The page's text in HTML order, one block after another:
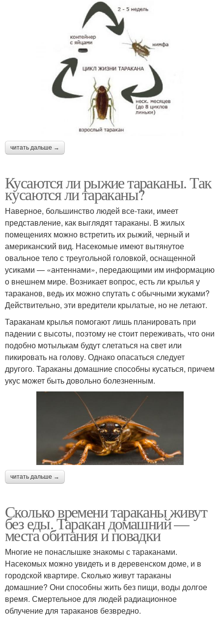
читать дальше →
Кусаются ли рыжие тараканы. Так
кусаются ли тараканы?
Наверное, большинство людей все-таки, имеет
представление, как выглядят тараканы. В жилых
помещениях можно встретить их рыжий, черный и
американский вид. Насекомые имеют вытянутое
овальное тело с треугольной головкой, оснащенной
усиками — «антеннами», передающими им информацию
о внешнем мире. Возникает вопрос, есть ли крылья у
тараканов, ведь их можно спутать с обычными жуками?
Действительно, эти вредители крылатые, но не летают.
Тараканам крылья помогают лишь планировать при
падении с высоты, поэтому не стоит переживать, что они
подобно мотылькам будут слетаться на свет или
пикировать на голову. Однако опасаться следует
другого. Тараканы домашние способны кусаться, причем
укус может быть довольно болезненным.
читать дальше →
Сколько времени тараканы живут
без еды. Таракан домашний —
места обитания и повадки
Многие не понаслышке знакомы с тараканами.
Насекомых можно увидеть и в деревенском доме, и в
городской квартире. Сколько живут тараканы
домашние? Они способны жить без пищи, воды долгое
время. Смертельное для людей радиационное
облучение для тараканов безвредно.